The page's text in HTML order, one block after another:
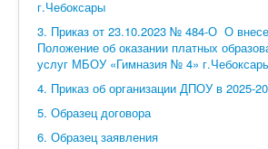
г.Чебоксары
3. Приказ от 23.10.2023 № 484-О О
Положение об оказании платных
услуг МБОУ «Гимназия № 4»
4. Приказ об организации ДПОУ в 2025-
5. Образец договора
6. Образец заявления